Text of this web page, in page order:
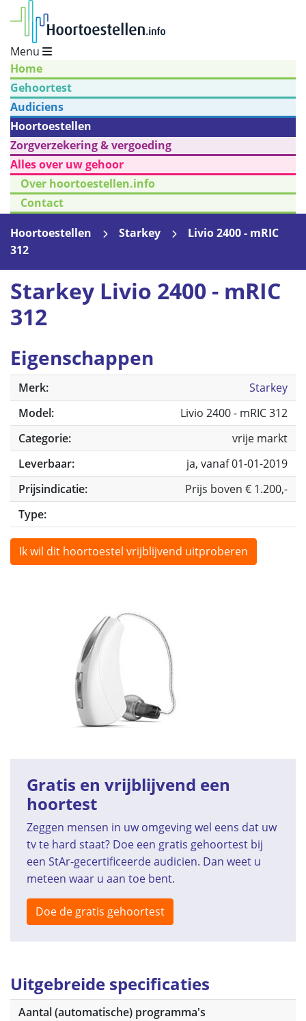
Menu
Home
Gehoortest
Audiciens
Hoortoestellen
Zorgverzekering & vergoeding
Alles over uw gehoor
Over hoortoestellen.info
Contact
Hoortoestellen
Starkey
Livio 2400 - mRIC
312
Starkey Livio 2400 - mRIC
312
Eigenschappen
Merk:
Starkey
Model:
Livio 2400 - mRIC 312
Categorie:
vrije markt
Leverbaar:
ja, vanaf 01-01-2019
Prijsindicatie:
Prijs boven € 1.200,-
Type:
Ik wil dit hoortoestel vrijblijvend uitproberen
Gratis en vrijblijvend een
hoortest
Zeggen mensen in uw omgeving wel eens dat uw
tv te hard staat? Doe een gratis gehoortest bij
een StAr-gecertificeerde audicien. Dan weet u
meteen waar u aan toe bent.
Doe de gratis gehoortest
Uitgebreide specificaties
Aantal (automatische) programma's